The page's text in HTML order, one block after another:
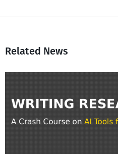
Related News